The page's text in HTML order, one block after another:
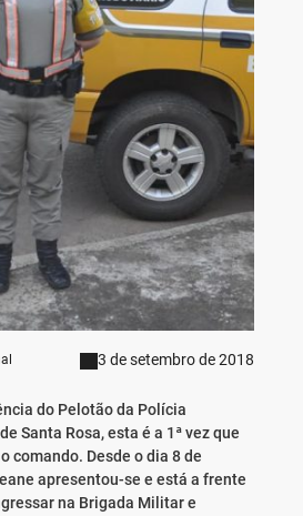
3 de setembro de 2018
do Pelotão da Polícia
Santa Rosa, esta é a 1ª vez que
comando. Desde o dia 8 de
apresentou-se e está a frente
na Brigada Militar e